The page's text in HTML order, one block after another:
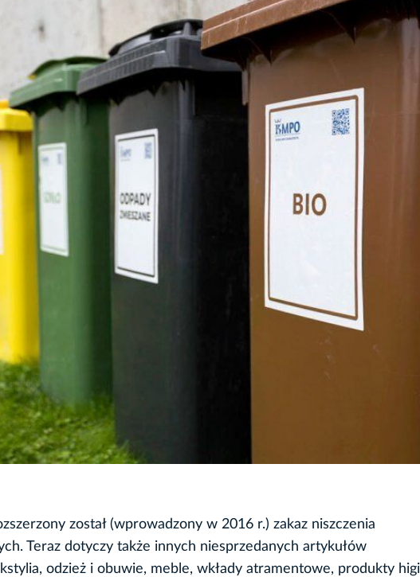
został (wprowadzony w 2016 r.) zakaz niszczenia
Teraz dotyczy także innych niesprzedanych artykułów
odzież i obuwie, meble, wkłady atramentowe, produkty